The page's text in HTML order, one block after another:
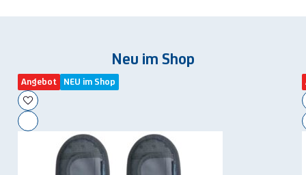
Neu im Shop
Angebot NEU im Shop